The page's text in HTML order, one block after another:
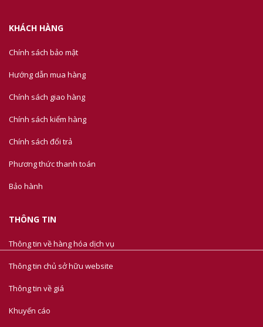
KHÁCH HÀNG
Chính sách bảo mật
Hướng dẫn mua hàng
Chính sách giao hàng
Chính sách kiểm hàng
Chính sách đổi trả
Phương thức thanh toán
Bảo hành
THÔNG TIN
Thông tin về hàng hóa dịch vụ
Thông tin chủ sở hữu website
Thông tin về giá
Khuyến cáo